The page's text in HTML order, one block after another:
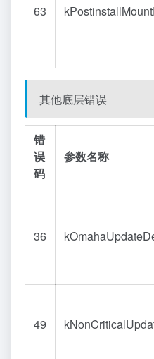
63
其他底层错误
错
误
码
参数名称
36
49